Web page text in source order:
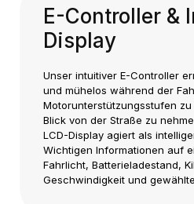
E-Controller &
Display
Unser intuitiver E-Controller
und mühelos während der
Motorunterstützungsstufen
Blick von der Straße zu
LCD-Display agiert als
Wichtigen Informationen auf
Fahrlicht, Batterieladestand,
Geschwindigkeit und